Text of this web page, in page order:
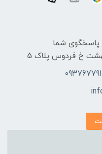
هفت روز هفته ،از ساعت 9 الی 17 پاسخگوی شما
خ فردوس پلاک 5